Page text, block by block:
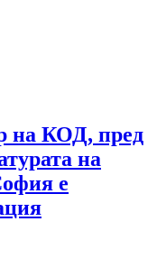
на КОД, пред
на
е